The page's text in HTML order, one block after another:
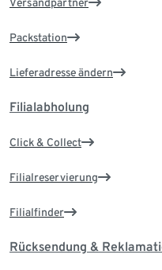
Packstation
Lieferadresse ändern
Filialabholung
Click & Collect
Filialreservierung
Filialfinder
Rücksendung &